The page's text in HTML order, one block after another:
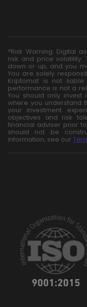
*Risk Warning: Digital
risk and price
down or up, and you
You are solely
Kriptomat is not
performance is not a
You should only
where you understand
your investment
objectives and risk
financial adviser prior
should not be
information, see our